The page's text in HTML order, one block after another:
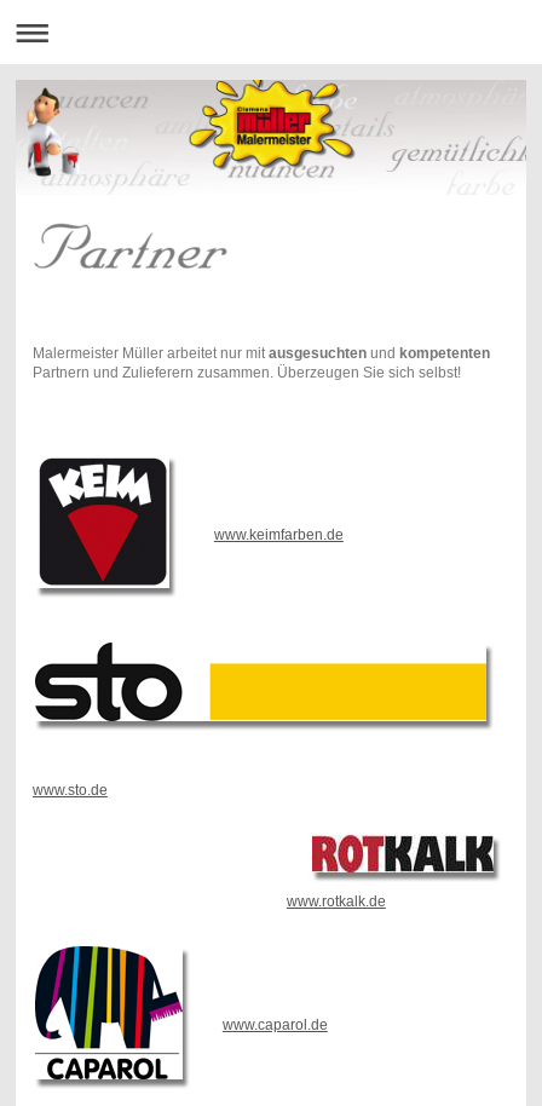
Malermeister Müller arbeitet nur mit ausgesuchtenund kompetenten
Partnern und Zulieferern zusammen. Überzeugen Sie sich selbst!
www.keimfarben.de
www.sto.de
www.rotkalk.de
www.caparol.de